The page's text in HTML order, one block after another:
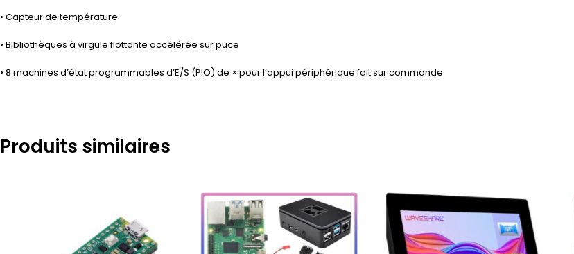
• Capteur de température
• Bibliothèques à virgule flottante accélérée sur puce
• 8 machines d’état programmables d’E/S (PIO) de × pour l’appui périphérique fait sur commande
Produits similaires